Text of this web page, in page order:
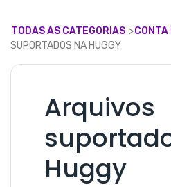
TODAS AS CATEGORIAS ​>​​CONTA
SUPORTADOS NA HUGGY
Arquivos
Huggy